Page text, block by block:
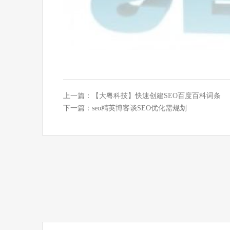
上一篇：
【大粤科技】快速创建SEO百度百科词条
下一篇： seo精英博客谈SEO优化需规划